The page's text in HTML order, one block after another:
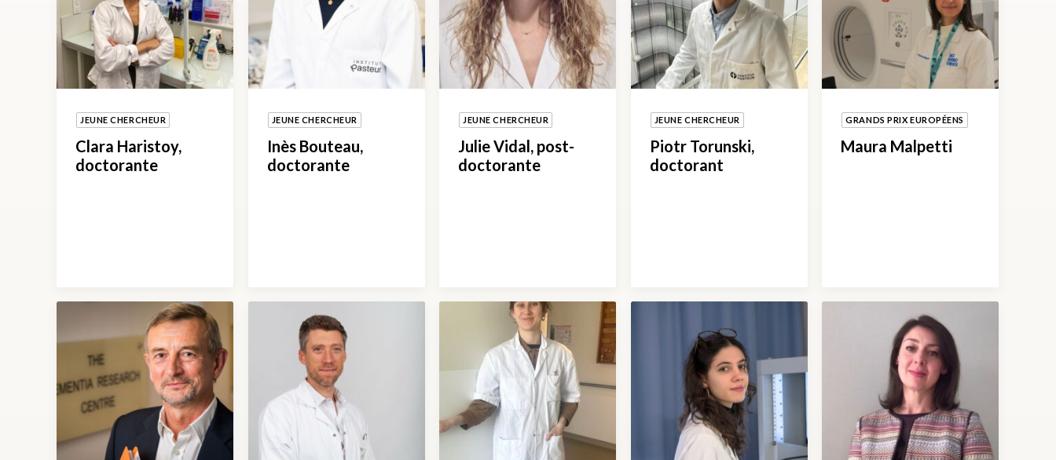
JEUNE CHERCHEUR
Clara Haristoy,
doctorante
JEUNE CHERCHEUR
Inès Bouteau,
doctorante
JEUNE CHERCHEUR
Julie Vidal, post-
doctorante
JEUNE CHERCHEUR
Piotr Torunski,
doctorant
GRANDS PRIX EUROPÉENS
Maura Malpetti